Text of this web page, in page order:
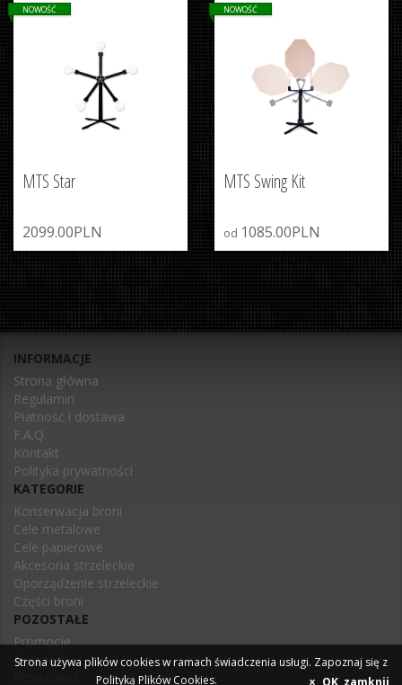
MTS Star
2099.00PLN
NOWOŚĆ
MTS Swing Kit
od 1085.00PLN
NOWOŚĆ
INFORMACJE
Strona główna
Regulamin
Płatność i dostawa
F.A.Q.
Kontakt
Polityka prywatności
KATEGORIE
Konserwacja broni
Cele metalowe
Cele papierowe
Akcesoria strzeleckie
Oporządzenie strzeleckie
Części broni
POZOSTAŁE
Promocje
Nowości
Strona używa plików cookies w ramach świadczenia usługi. Zapoznaj się z
Polityką Plików Cookies. OK, zamknij